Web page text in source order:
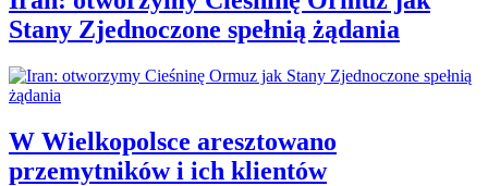
Stany Zjednoczone spełnią żądania
W Wielkopolsce aresztowano
przemytników i ich klientów